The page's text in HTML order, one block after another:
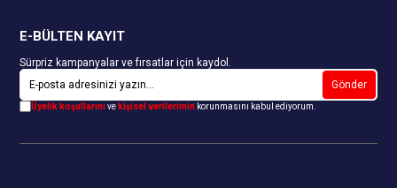
E-BÜLTEN KAYIT
Sürpriz kampanyalar ve fırsatlar için kaydol.
Gönder
Üyelik koşullarınıve kişisel verilerimin korunmasını kabul ediyorum.